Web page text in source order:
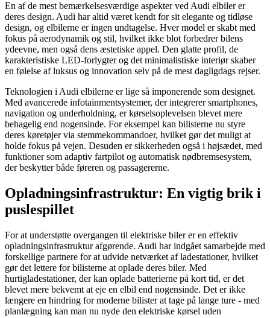
En af de mest bemærkelsesværdige aspekter ved Audi elbiler er
deres design. Audi har altid været kendt for sit elegante og tidløse
design, og elbilerne er ingen undtagelse. Hver model er skabt med
fokus på aerodynamik og stil, hvilket ikke blot forbedrer bilens
ydeevne, men også dens æstetiske appel. Den glatte profil, de
karakteristiske LED-forlygter og det minimalistiske interiør skaber
en følelse af luksus og innovation selv på de mest dagligdags rejser.
Teknologien i Audi elbilerne er lige så imponerende som designet.
Med avancerede infotainmentsystemer, der integrerer smartphones,
navigation og underholdning, er kørselsoplevelsen blevet mere
behagelig end nogensinde. For eksempel kan bilisterne nu styre
deres køretøjer via stemmekommandoer, hvilket gør det muligt at
holde fokus på vejen. Desuden er sikkerheden også i højsædet, med
funktioner som adaptiv fartpilot og automatisk nødbremsesystem,
der beskytter både føreren og passagererne.
Opladningsinfrastruktur: En vigtig brik i
puslespillet
For at understøtte overgangen til elektriske biler er en effektiv
opladningsinfrastruktur afgørende. Audi har indgået samarbejde med
forskellige partnere for at udvide netværket af ladestationer, hvilket
gør det lettere for bilisterne at oplade deres biler. Med
hurtigladestationer, der kan oplade batterierne på kort tid, er det
blevet mere bekvemt at eje en elbil end nogensinde. Det er ikke
længere en hindring for moderne bilister at tage på lange ture - med
planlægning kan man nu nyde den elektriske kørsel uden